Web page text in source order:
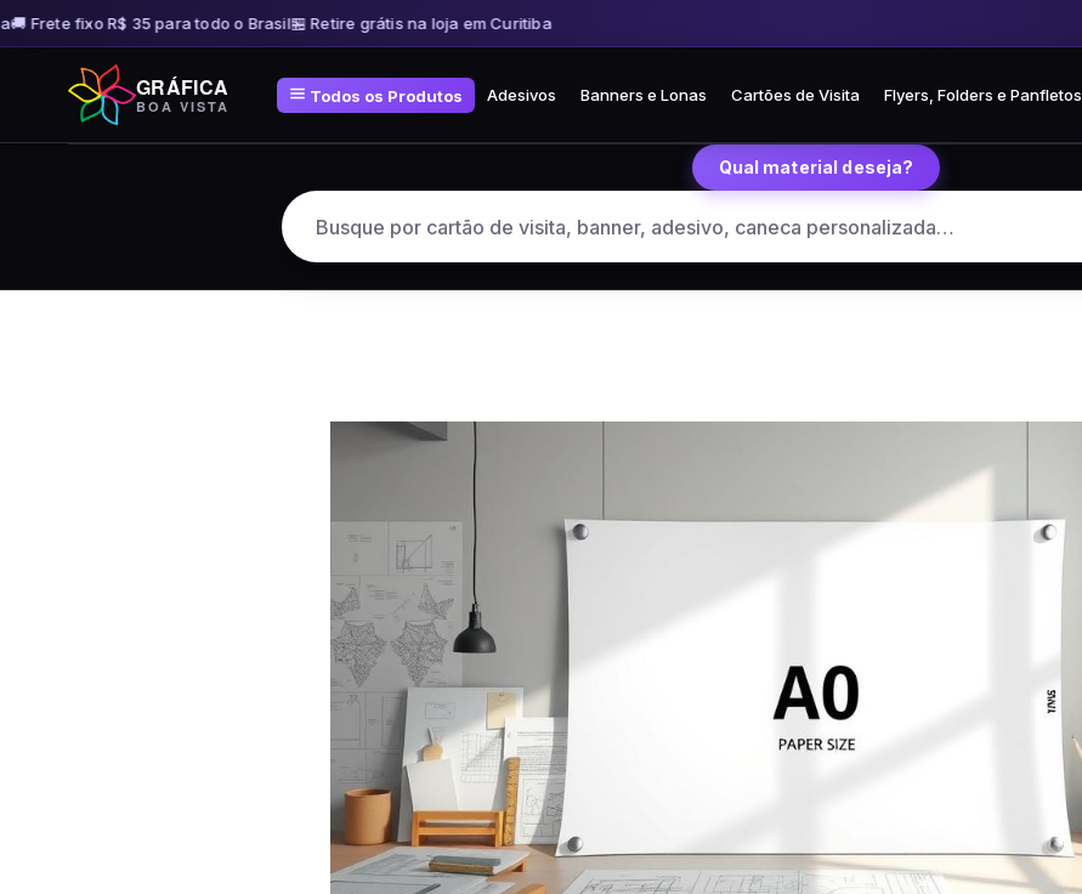
Frete fixo R$ 35 para todo o Brasil🏪 Retire grátis na loja em Curitiba🚚 Frete fixo R$ 35 para todo o Brasil
conteúdo
GRÁFICA
BOA VISTA
Todos os Produtos Adesivos Banners e Lonas Cartões de Visita Flyers, Folders e Panfletos
Qual material deseja?